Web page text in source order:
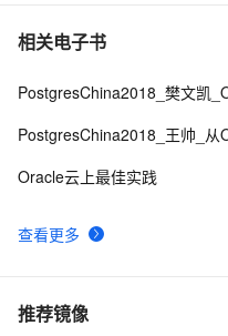
7 如何在 Oracle 中创建可插
8 Oracle 创建触发器
相关电子书
查看更多
PostgresChina2018_王帅_
Oracle云上最佳实践
推荐镜像